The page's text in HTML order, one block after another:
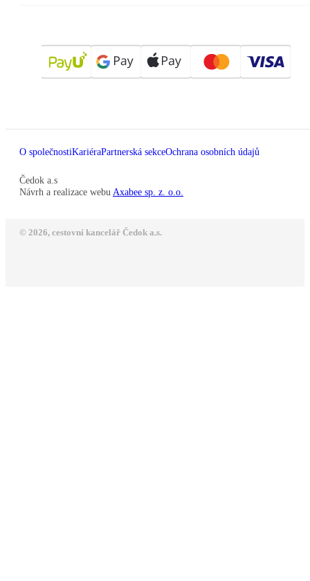
O společnostiKariéraPartnerská sekceOchrana osobních údajů
Čedok a.s
Návrh a realizace webu Axabee sp. z. o.o.
© 2026, cestovní kancelář Čedok a.s.